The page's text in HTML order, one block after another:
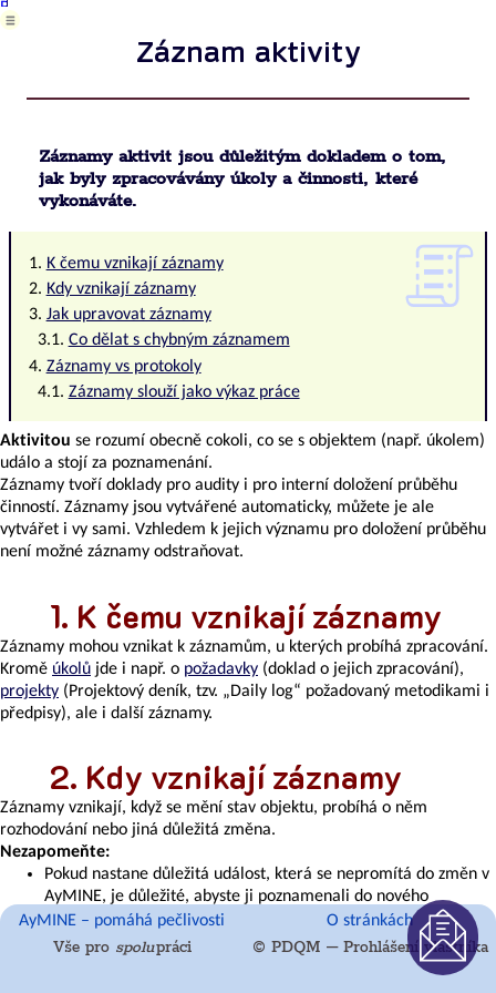
Balíky
a
provedených
činnostech
a
Rozhodnutí
Předmět
rozhodování
Varianta
rozhodování
Diskuze
aktivaci
události
Porada
a
jednání
Pozvánka
poradu
co
by
měla
obsahovat
a
jak
Záznam aktivity
Záznamy aktivit jsou důležitým dokladem o tom,
jak byly zpracovávány úkoly a činnosti, které
vykonáváte.
K čemu vznikají záznamy
Kdy vznikají záznamy
Jak upravovat záznamy
Co dělat s chybným záznamem
Záznamy vs protokoly
Záznamy slouží jako výkaz práce
Aktivitou se rozumí obecně cokoli, co se s objektem (např. úkolem)
událo a stojí za poznamenání.
Záznamy tvoří doklady pro audity i pro interní doložení průběhu
činností. Záznamy jsou vytvářené automaticky, můžete je ale
vytvářet i vy sami. Vzhledem k jejich významu pro doložení průběhu
není možné záznamy odstraňovat.
K čemu vznikají záznamy
Záznamy mohou vznikat k záznamům, u kterých probíhá zpracování.
Kromě úkolů jde i např. o požadavky (doklad o jejich zpracování),
projekty (Projektový deník, tzv. „Daily log“ požadovaný metodikami i
předpisy), ale i další záznamy.
Kdy vznikají záznamy
Záznamy vznikají, když se mění stav objektu, probíhá o něm
rozhodování nebo jiná důležitá změna.
Nezapomeňte:
Pokud nastane důležitá událost, která se nepromítá do změn v
AyMINE, je důležité, abyste ji poznamenali do nového
záznamu. Tím ji dostanete do deníku pro pozdější připomenutí.
Vaše interní metodika pravděpodobně stanovuje, jaké události
je třeba zaznamenat. Nezapomeňte se s metodikou seznámit;
AyMINE – pomáhá pečlivosti
Vše pro spolupráci
O stránkách
© PDQM – Prohlášení vlastníka